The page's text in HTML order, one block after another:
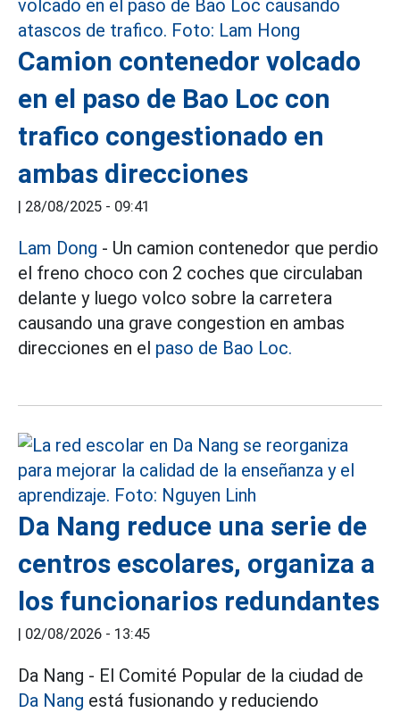
Camion contenedor volcado
en el paso de Bao Loc con
trafico congestionado en
ambas direcciones
| 28/08/2025 - 09:41
Lam Dong - Un camion contenedor que perdio
el freno choco con 2 coches que circulaban
delante y luego volco sobre la carretera
causando una grave congestion en ambas
direcciones en el paso de Bao Loc.
Da Nang reduce una serie de
centros escolares, organiza a
los funcionarios redundantes
| 02/08/2026 - 13:45
Da Nang - El Comité Popular de la ciudad de
Da Nang está fusionando y reduciendo